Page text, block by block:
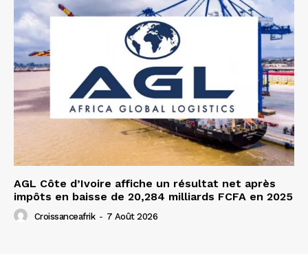
AGL Côte d’Ivoire affiche un résultat net après
impôts en baisse de 20,284 milliards FCFA en 2025
Croissanceafrik - 7 Août 2026